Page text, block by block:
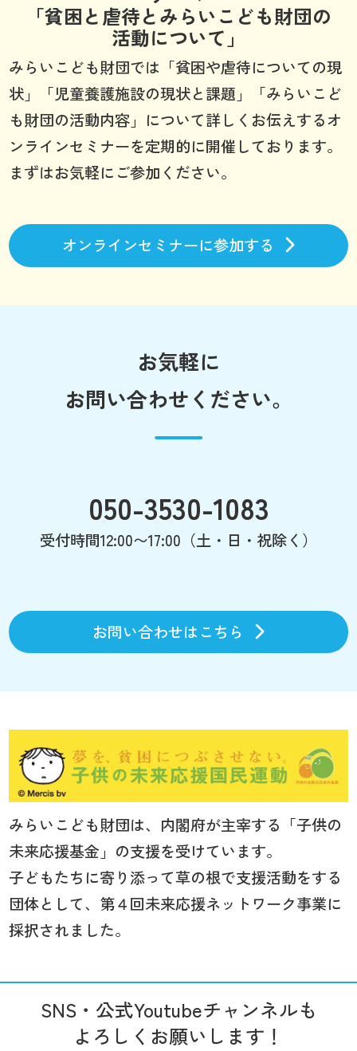
「貧困と虐待とみらいこども財団の
活動について」
みらいこども財団では「貧困や虐待についての現
状」「児童養護施設の現状と課題」「みらいこど
も財団の活動内容」について詳しくお伝えするオ
ンラインセミナーを定期的に開催しております。
まずはお気軽にご参加ください。
オンラインセミナーに参加する
お気軽に
お問い合わせください。
050-3530-1083
受付時間12:00〜17:00（土・日・祝除く）
お問い合わせはこちら
みらいこども財団は、内閣府が主宰する「子供の
未来応援基金」の支援を受けています。
子どもたちに寄り添って草の根で支援活動をする
団体として、第４回未来応援ネットワーク事業に
採択されました。
SNS・公式Youtubeチャンネルも
よろしくお願いします！